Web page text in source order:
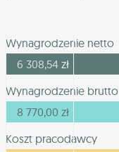
Wynagrodzenie netto
6 308,54 zł
Wynagrodzenie brutto
8 770,00 zł
Koszt pracodawcy